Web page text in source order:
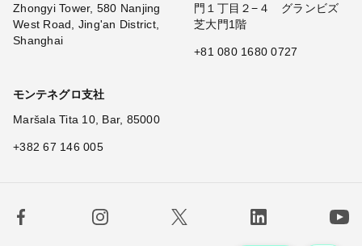
Zhongyi Tower, 580 Nanjing
West Road, Jing'an District,
Shanghai
門１丁目２−４ グランビズ
芝大門1階
+81 080 1680 0727
モンテネグロ支社
Maršala Tita 10, Bar, 85000
+382 67 146 005